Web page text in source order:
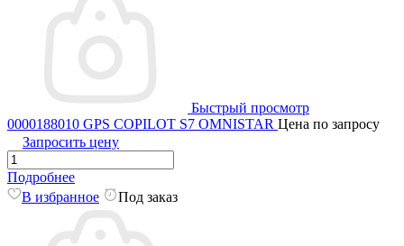
Быстрый просмотр
0000188010 GPS COPILOT S7 OMNISTAR Цена по запросу
Запросить цену
Подробнее
В избранное
Под заказ